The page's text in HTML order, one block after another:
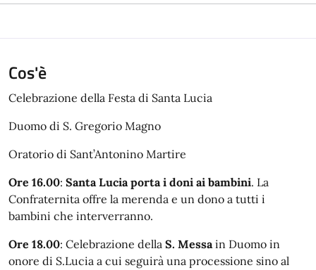
Cos'è
Celebrazione della Festa di Santa Lucia
Duomo di S. Gregorio Magno
Oratorio di Sant’Antonino Martire
Ore 16.00: Santa Lucia porta i doni ai bambini. La
Confraternita offre la merenda e un dono a tutti i
bambini che interverranno.
Ore 18.00: Celebrazione della S. Messa in Duomo in
onore di S.Lucia a cui seguirà una processione sino al